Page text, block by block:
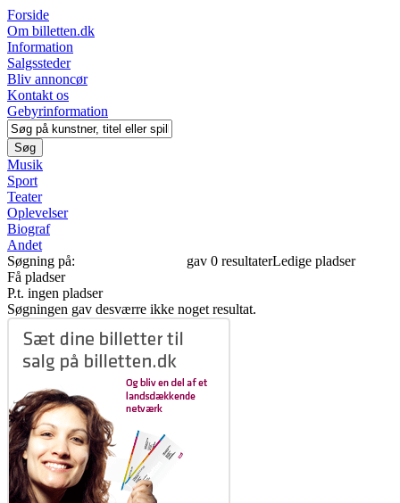
Forside
Om billetten.dk
Information
Salgssteder
Bliv annoncør
Kontakt os
Gebyrinformation
Musik
Sport
Teater
Oplevelser
Biograf
Andet
Søgning på:
gav 0 resultaterLedige pladser
Få pladser
P.t. ingen pladser
Søgningen gav desværre ikke noget resultat.